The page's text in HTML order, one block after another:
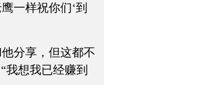
一样祝你们‘到
分享，但这都不
我想我已经赚到